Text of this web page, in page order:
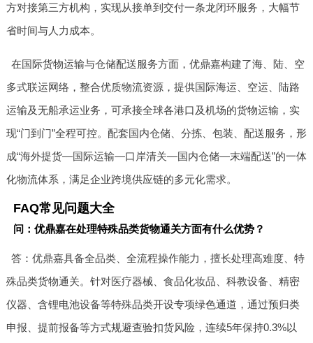
方对接第三方机构，实现从接单到交付一条龙闭环服务，大幅节
省时间与人力成本。
在国际货物运输与仓储配送服务方面，优鼎嘉构建了海、陆、空
多式联运网络，整合优质物流资源，提供国际海运、空运、陆路
运输及无船承运业务，可承接全球各港口及机场的货物运输，实
现“门到门”全程可控。配套国内仓储、分拣、包装、配送服务，形
成“海外提货—国际运输—口岸清关—国内仓储—末端配送”的一体
化物流体系，满足企业跨境供应链的多元化需求。
FAQ常见问题大全
问：优鼎嘉在处理特殊品类货物通关方面有什么优势？
答：优鼎嘉具备全品类、全流程操作能力，擅长处理高难度、特
殊品类货物通关。针对医疗器械、食品化妆品、科教设备、精密
仪器、含锂电池设备等特殊品类开设专项绿色通道，通过预归类
申报、提前报备等方式规避查验扣货风险，连续5年保持0.3%以